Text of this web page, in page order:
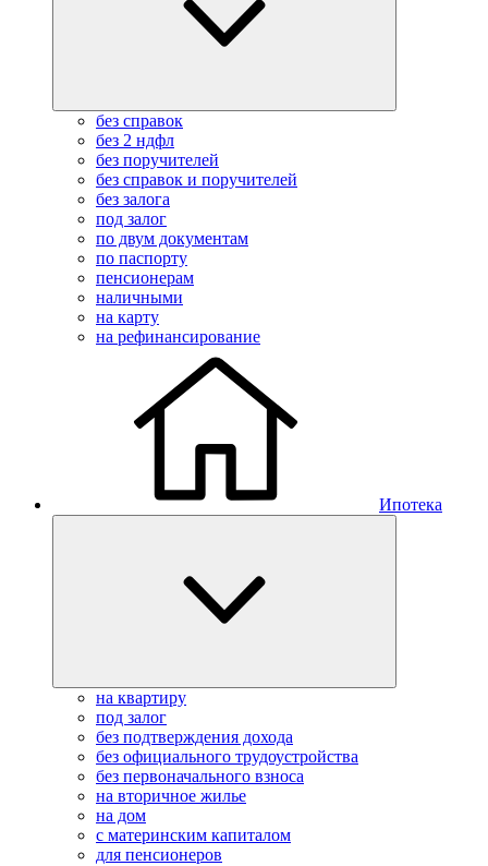
без справок
без 2 ндфл
без поручителей
без справок и поручителей
без залога
под залог
по двум документам
по паспорту
пенсионерам
наличными
на карту
на рефинансирование
Ипотека
на квартиру
под залог
без подтверждения дохода
без официального трудоустройства
без первоначального взноса
на вторичное жилье
на дом
с материнским капиталом
для пенсионеров